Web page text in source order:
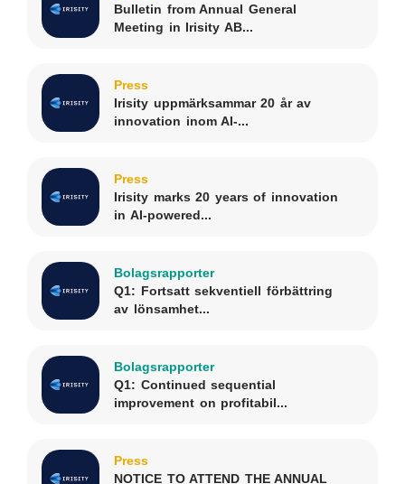
Bulletin from Annual General
Meeting in Irisity AB...
Press
Irisity uppmärksammar 20 år av
innovation inom AI-...
Press
Irisity marks 20 years of innovation
in AI-powered...
Bolagsrapporter
Q1: Fortsatt sekventiell förbättring
av lönsamhet...
Bolagsrapporter
Q1: Continued sequential
improvement on profitabil...
Press
NOTICE TO ATTEND THE ANNUAL